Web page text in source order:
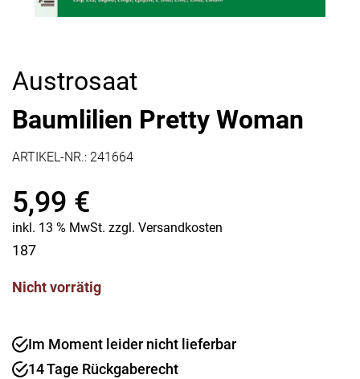
Austrosaat
Baumlilien Pretty Woman
ARTIKEL-NR.: 241664
5,99 €
inkl. 13 % MwSt. zzgl. Versandkosten
187
Nicht vorrätig
Im Moment leider nicht lieferbar
14 Tage Rückgaberecht